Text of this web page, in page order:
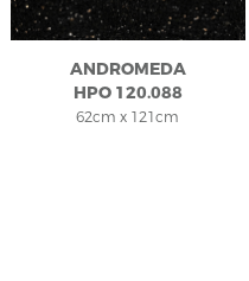
ANDROMEDA
HPO 120.088
62cm x 121cm